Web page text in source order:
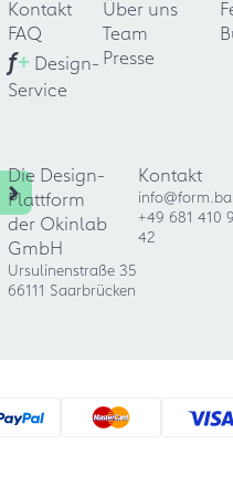
Kontakt
FAQ
f+ Design-
Service
Über uns
Team
Presse
Die Design-
Plattform
der Okinlab
GmbH
Ursulinenstraße 35
66111 Saarbrücken
Kontakt
+49 681 410
42